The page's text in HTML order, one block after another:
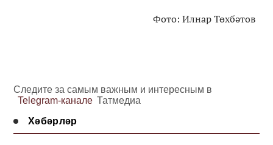
Фото: Илнар Төхбәтов
Следите за самым важным и интересным в
Telegram-канале Татмедиа
Хәбәрләр